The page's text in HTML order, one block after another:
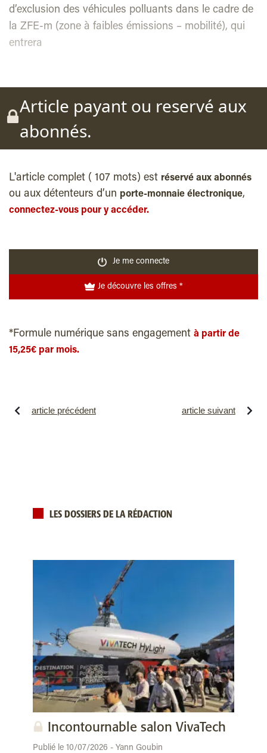
d’exclusion des véhicules polluants dans le cadre de
la ZFE-m (zone à faibles émissions – mobilité), qui
entrera
Article payant ou reservé aux
abonnés.
L'article complet ( 107 mots) est réservé aux abonnés
ou aux détenteurs d’un porte-monnaie électronique,
connectez-vous pour y accéder.
Je me connecte
Je découvre les offres *
*Formule numérique sans engagement à partir de
15,25€ par mois.
article précédent article suivant
LES DOSSIERS DE LA RÉDACTION
Incontournable salon VivaTech
Publié le 10/07/2026 - Yann Goubin